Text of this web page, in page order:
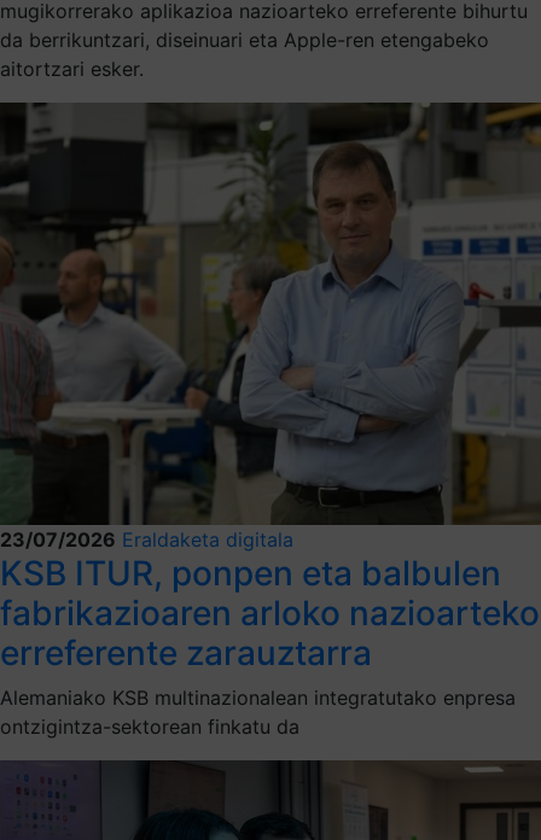
mugikorrerako aplikazioa nazioarteko erreferente bihurtu
da berrikuntzari, diseinuari eta Apple-ren etengabeko
aitortzari esker.
23/07/2026 Eraldaketa digitala
KSB ITUR, ponpen eta balbulen
fabrikazioaren arloko nazioarteko
erreferente zarauztarra
Alemaniako KSB multinazionalean integratutako enpresa
ontzigintza-sektorean finkatu da